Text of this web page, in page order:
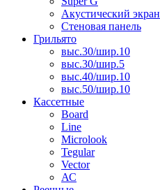
Акустический экран
Стеновая панель
Грильято
выс.30/шир.10
выс.30/шир.5
выс.40/шир.10
выс.50/шир.10
Кассетные
Board
Line
Microlook
Tegular
Vector
АС